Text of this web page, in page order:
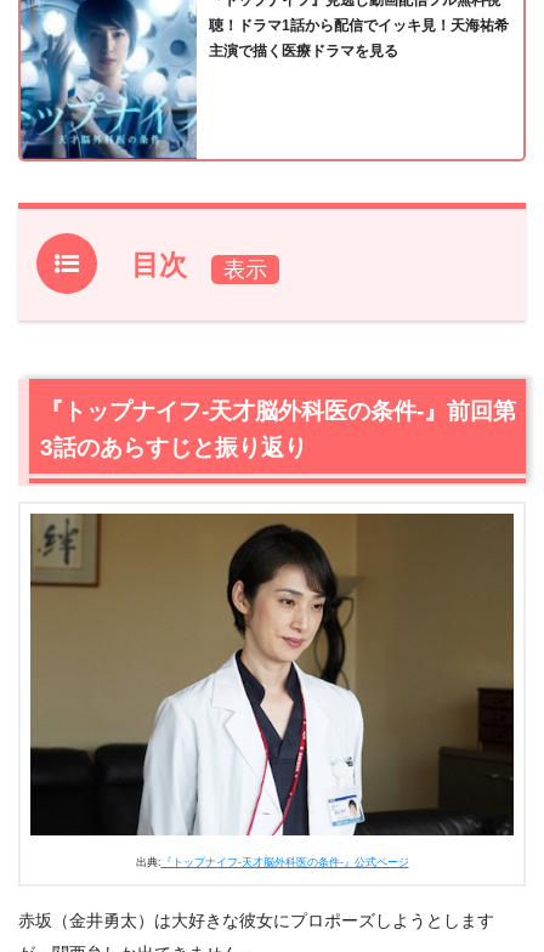
聴！ドラマ1話から配信でイッキ見！天海祐希
主演で描く医療ドラマを見る
目次
1.『トップナイフ-天才脳外科医の条件-』前回第3話のあら
【ネタバレ】『トップナイフ-天才脳外科医の条件-』第4
話あらすじ・感想
2.1西郡（永山絢斗）の母親
西郡（永山絢斗）の手が震える理由
取り切れなかった腫瘍
2.5 トップナイフとしての覚悟
山口清（本田博太郎）が包丁を持っている理由
記憶は変わっていくもの
喜和子（中尾ミエ）を手術する黒岩（椎名桔平）
『トップナイフ-天才脳外科医の条件-』第4話まとめ
『トップナイフ-天才脳外科医の条件-』前回第
3話のあらすじと振り返り
出典: 『トップナイフ-天才脳外科医の条件-』公式ページ
赤坂（金井勇太）は大好きな彼女にプロポーズしようとします